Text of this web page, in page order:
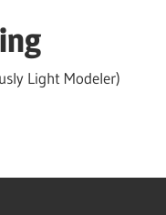
Light Modeler)